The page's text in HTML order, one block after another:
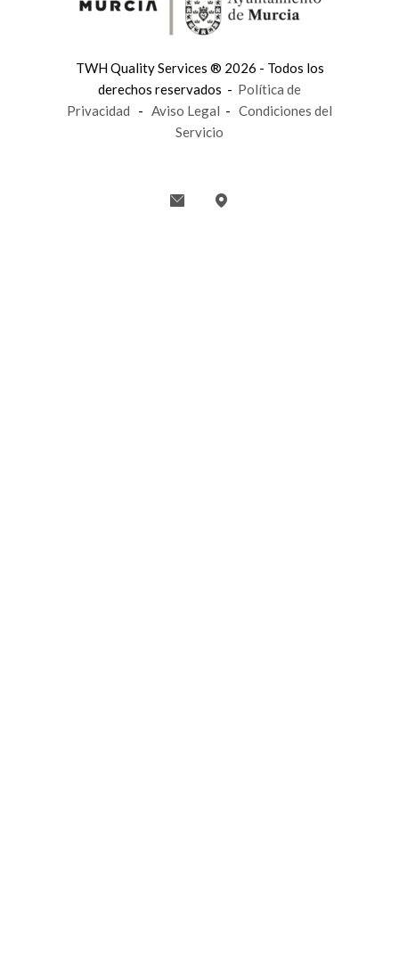
TWH Quality Services ® 2026 - Todos los
derechos reservados - Política de
Privacidad - Aviso Legal - Condiciones del
Servicio